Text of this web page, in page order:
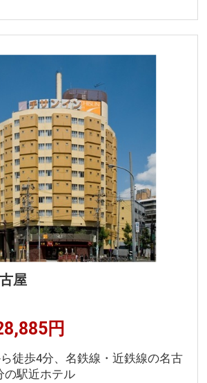
屋
円
徒歩4分、名鉄線・近鉄線の名古
の駅近ホテル